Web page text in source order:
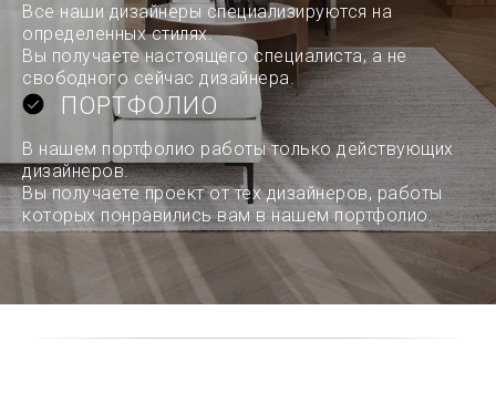
Все наши дизайнеры специализируются на
определенных стилях.
Вы получаете настоящего специалиста, а не
свободного сейчас дизайнера.
ПОРТФОЛИО
В нашем портфолио работы только действующих
дизайнеров.
Вы получаете проект от тех дизайнеров, работы
которых понравились вам в нашем портфолио.